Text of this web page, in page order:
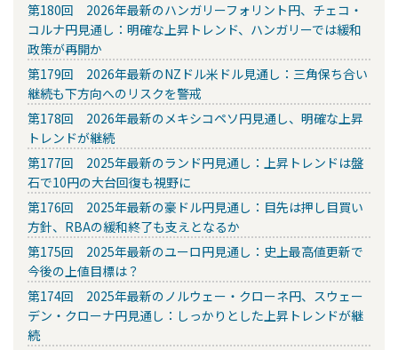
第180回 2026年最新のハンガリーフォリント円、チェコ・
コルナ円見通し：明確な上昇トレンド、ハンガリーでは緩和
政策が再開か
第179回 2026年最新のNZドル米ドル見通し：三角保ち合い
継続も下方向へのリスクを警戒
第178回 2026年最新のメキシコペソ円見通し、明確な上昇
トレンドが継続
第177回 2025年最新のランド円見通し：上昇トレンドは盤
石で10円の大台回復も視野に
第176回 2025年最新の豪ドル円見通し：目先は押し目買い
方針、RBAの緩和終了も支えとなるか
第175回 2025年最新のユーロ円見通し：史上最高値更新で
今後の上値目標は？
第174回 2025年最新のノルウェー・クローネ円、スウェー
デン・クローナ円見通し：しっかりとした上昇トレンドが継
続